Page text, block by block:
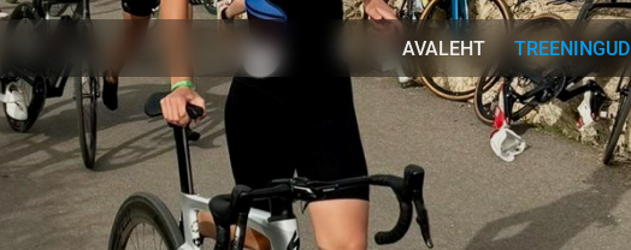
AVALEHT TREENINGUD